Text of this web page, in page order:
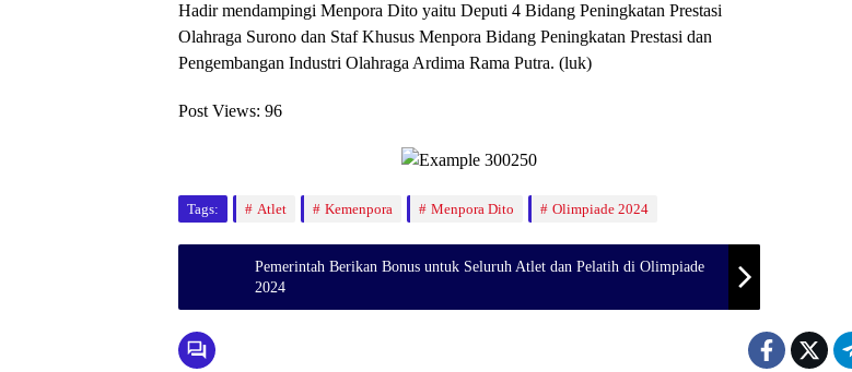
Hadir mendampingi Menpora Dito yaitu Deputi 4 Bidang Peningkatan Prestasi
Olahraga Surono dan Staf Khusus Menpora Bidang Peningkatan Prestasi dan
Pengembangan Industri Olahraga Ardima Rama Putra. (luk)
Post Views: 96
Tags: Atlet Kemenpora Menpora Dito Olimpiade 2024
Pemerintah Berikan Bonus untuk Seluruh Atlet dan Pelatih di Olimpiade
2024